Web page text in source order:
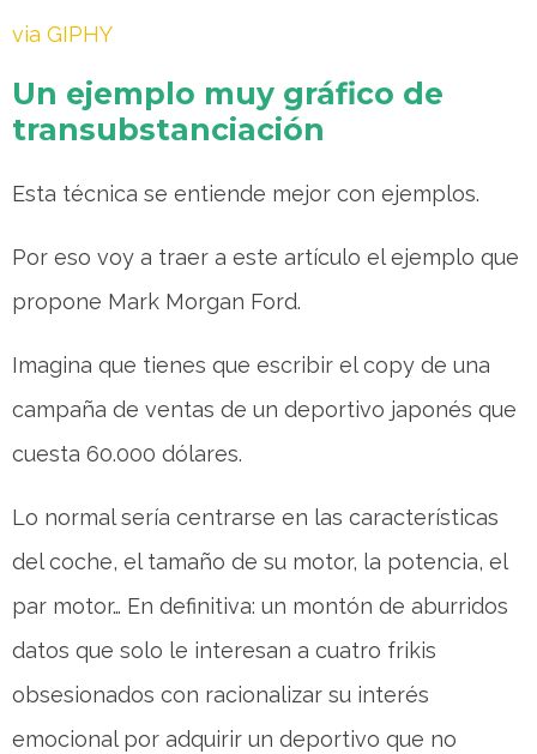
via GIPHY
Un ejemplo muy gráfico de
transubstanciación
Esta técnica se entiende mejor con ejemplos.
Por eso voy a traer a este artículo el ejemplo que
propone Mark Morgan Ford.
Imagina que tienes que escribir el copy de una
campaña de ventas de un deportivo japonés que
cuesta 60.000 dólares.
Lo normal sería centrarse en las características
del coche, el tamaño de su motor, la potencia, el
par motor… En definitiva: un montón de aburridos
datos que solo le interesan a cuatro frikis
obsesionados con racionalizar su interés
emocional por adquirir un deportivo que no